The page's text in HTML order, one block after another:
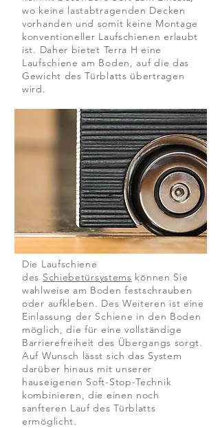
wo keine lastabtragenden Decken
vorhanden und somit keine Montage
konventioneller Laufschienen erlaubt
ist. Daher bietet Terra H eine
Laufschiene am Boden, auf die das
Gewicht des Türblatts übertragen
wird.
Die Laufschiene
des Schiebetürsystems können Sie
wahlweise am Boden festschrauben
oder aufkleben. Des Weiteren ist eine
Einlassung der Schiene in den Boden
möglich, die für eine vollständige
Barrierefreiheit des Übergangs sorgt.
Auf Wunsch lässt sich das System
darüber hinaus mit unserer
hauseigenen Soft-Stop-Technik
kombinieren, die einen noch
sanfteren Lauf des Türblatts
ermöglicht.